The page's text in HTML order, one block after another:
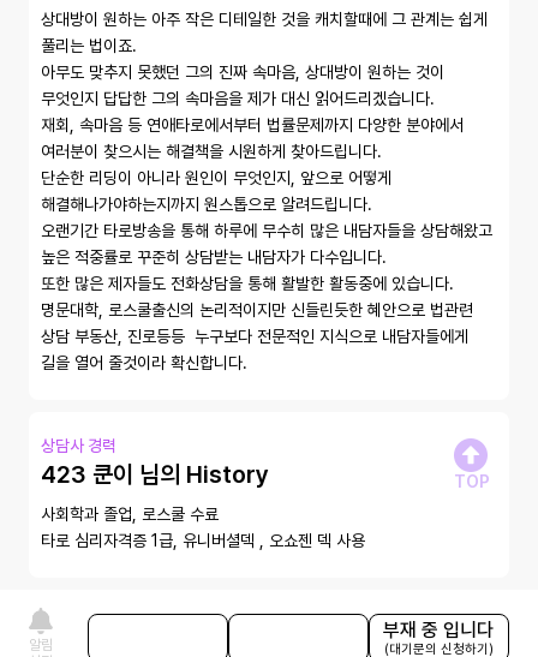
상대방이 원하는 아주 작은 디테일한 것을 캐치할때에 그 관계는 쉽게
풀리는 법이죠.
아무도 맞추지 못했던 그의 진짜 속마음, 상대방이 원하는 것이
무엇인지 답답한 그의 속마음을 제가 대신 읽어드리겠습니다.
재회, 속마음 등 연애타로에서부터 법률문제까지 다양한 분야에서
여러분이 찾으시는 해결책을 시원하게 찾아드립니다.
단순한 리딩이 아니라 원인이 무엇인지, 앞으로 어떻게
해결해나가야하는지까지 원스톱으로 알려드립니다.
오랜기간 타로방송을 통해 하루에 무수히 많은 내담자들을 상담해왔고
높은 적중률로 꾸준히 상담받는 내담자가 다수입니다.
또한 많은 제자들도 전화상담을 통해 활발한 활동중에 있습니다.
명문대학, 로스쿨출신의 논리적이지만 신들린듯한 혜안으로 법관련
상담 부동산, 진로등등  누구보다 전문적인 지식으로 내담자들에게
길을 열어 줄것이라 확신합니다.
상담사 경력
423 쿤이 님의 History
사회학과 졸업, 로스쿨 수료
타로 심리자격증 1급, 유니버셜덱 , 오쇼젠 덱 사용
알림
부재 중 입니다
(대기문의 신청하기)
TOP